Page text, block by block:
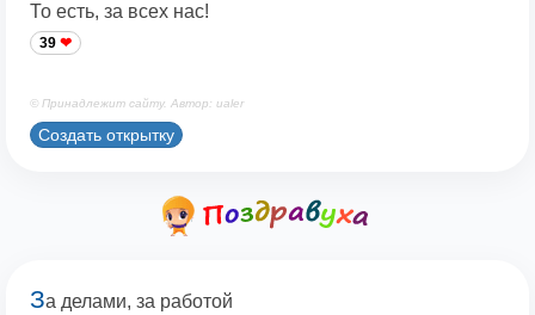
То есть, за всех нас!
39
© Принадлежит сайту. Автор: ualer
Создать открытку
За делами, за работой